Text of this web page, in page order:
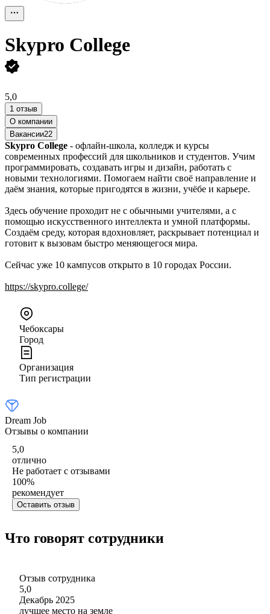
Skypro College
5,0
1 отзыв
О компании
Вакансии22
Skypro College - офлайн-школа, колледж и курсы
современных профессий для школьников и студентов. Учим
программировать, создавать игры и дизайн, работать с
новыми технологиями. Помогаем найти своё направление и
даём знания, которые пригодятся в жизни, учёбе и карьере.
Здесь обучение проходит не с обычными учителями, а с
помощью искусственного интеллекта и умной платформы.
Создаём среду, которая вдохновляет, раскрывает потенциал и
готовит к вызовам быстро меняющегося мира.
Сейчас уже 10 кампусов открыто в 10 городах России.
https://skypro.college/
Чебоксары
Город
Организация
Тип регистрации
Dream Job
Отзывы о компании
5,0
отлично
Не работает с отзывами
100%
рекомендует
Оставить отзыв
Что говорят сотрудники
Отзыв сотрудника
5,0
Декабрь 2025
лучшее место на земле